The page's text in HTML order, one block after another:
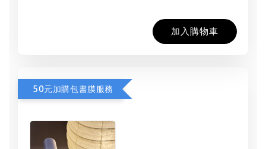
加入購物車
50元加購包書膜服務